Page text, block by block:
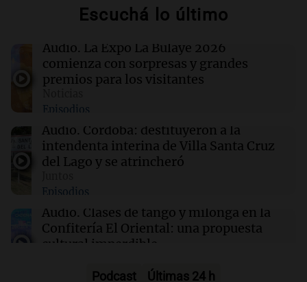
11:39 Mundo
Un hombre se enfrenta al brote de ébola más
veloz de la historia sin recibir salario
11:38 Sociedad
Una joven vivió un aterrador momento en un
micro: denunció que un pasajero se masturbó
frente a ella
11:34 Deportes
Thiago Tirante busca avanzar a octavos en el
Masters de Canadá ante Popyrin
Escuchá lo último
Audio. La Expo La Bulaye 2026
comienza con sorpresas y grandes
premios para los visitantes
Episodios
Audio. Córdoba: destituyeron a la
intendenta interina de Villa Santa Cruz
del Lago y se atrincheró
Episodios
Audio. Clases de tango y milonga en la
Confitería El Oriental: una propuesta
cultural imperdible
Podcast Últimas 24 h